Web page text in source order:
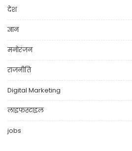
देश
ज्ञान
मनोरंजन
राजनीति
Digital Marketing
लाइफस्टाइल
jobs